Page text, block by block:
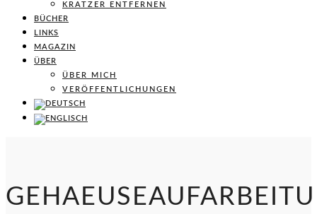
KRATZER ENTFERNEN
BÜCHER
LINKS
MAGAZIN
ÜBER
ÜBER MICH
VERÖFFENTLICHUNGEN